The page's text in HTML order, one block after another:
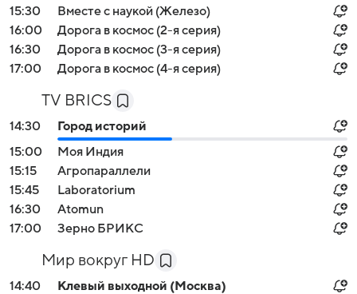
15:30
Вместе с наукой (Железо)
16:00
Дорога в космос (2-я серия)
16:30
Дорога в космос (3-я серия)
17:00
Дорога в космос (4-я серия)
TV BRICS
14:30
Город историй
15:00
Моя Индия
15:15
Агропараллели
15:45
Laboratorium
16:30
Atomun
17:00
Зерно БРИКС
Мир вокруг HD
14:40
Клевый выходной (Москва)